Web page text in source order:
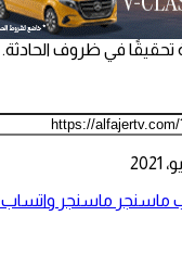
تحقيقًا في ظروف الحادثة.
ماسنجر ماسنجر واتساب